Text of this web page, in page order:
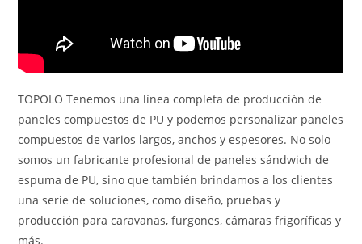
TOPOLO Tenemos una línea completa de producción de
paneles compuestos de PU y podemos personalizar paneles
compuestos de varios largos, anchos y espesores. No solo
somos un fabricante profesional de paneles sándwich de
espuma de PU, sino que también brindamos a los clientes
una serie de soluciones, como diseño, pruebas y
producción para caravanas, furgones, cámaras frigoríficas y
más.